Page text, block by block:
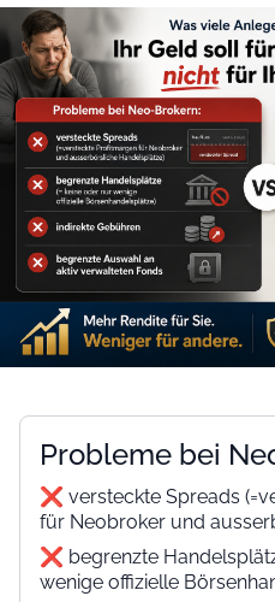
Probleme bei
❌ versteckte Spreads
für Neobroker und
❌ begrenzte
wenige offizielle